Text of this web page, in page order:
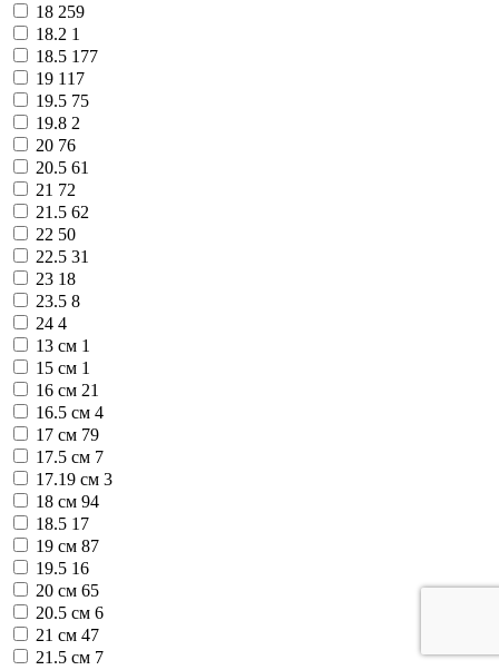
18 259
18.2 1
18.5 177
19 117
19.5 75
19.8 2
20 76
20.5 61
21 72
21.5 62
22 50
22.5 31
23 18
23.5 8
24 4
13 см 1
15 см 1
16 см 21
16.5 см 4
17 см 79
17.5 см 7
17.19 см 3
18 см 94
18.5 17
19 см 87
19.5 16
20 см 65
20.5 см 6
21 см 47
21.5 см 7